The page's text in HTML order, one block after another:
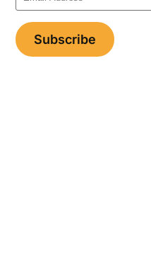
Address
Subscribe